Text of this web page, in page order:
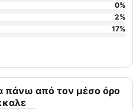
πάνω από τον μέσο όρο
0%
2%
17%